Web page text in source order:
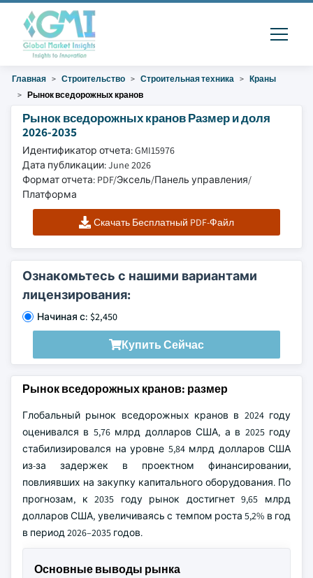
Главная Строительство Строительная техника
Краны
Рынок вседорожных кранов
Рынок вседорожных кранов Размер и доля
2026-2035
Идентификатор отчета: GMI15976
Дата публикации: June 2026
Формат отчета: PDF/Эксель/Панель управления/
Платформа
Скачать Бесплатный PDF-Файл
Ознакомьтесь с нашими вариантами
лицензирования:
Начиная с: $2,450
Купить Сейчас
Рынок вседорожных кранов: размер
Глобальный рынок вседорожных кранов в 2024 году
оценивался в 5,76 млрд долларов США, а в 2025 году
стабилизировался на уровне 5,84 млрд долларов США
из-за задержек в проектном финансировании,
повлиявших на закупку капитального оборудования. По
прогнозам, к 2035 году рынок достигнет 9,65 млрд
долларов США, увеличиваясь с темпом роста 5,2% в год
в период 2026–2035 годов.
Основные выводы рынка